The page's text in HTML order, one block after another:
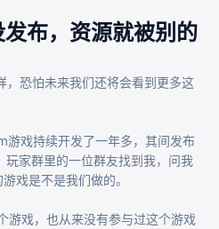
布，资源就被别的
，恐怕未来我们还将会看到更多这
戏持续开发了一年多，其间发布
家群里的一位群友找到我，问我
戏是不是我们做的。
游戏，也从来没有参与过这个游戏